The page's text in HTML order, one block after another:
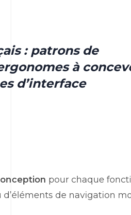
: patrons de
à
d’interface
pour chaque
d’éléments de navigation